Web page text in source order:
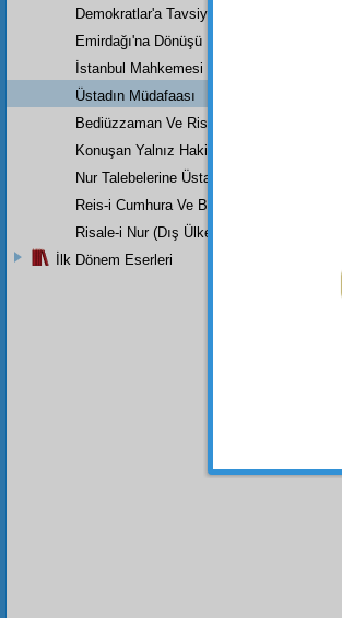
Demokratlar'a Tavsiye
Emirdağı'na Dönüşü
İstanbul Mahkemesi
Üstadın Müdafaası
Bediüzzaman Ve Risale-İ Nur (Risale-İ
Konuşan Yalnız Hakikattir
Nur Talebelerine Üstad Bediüzzaman'ın
Reis-i Cumhura Ve Başvekile
Risale-i Nur (Dış Ülkeler)
İlk Dönem Eserleri